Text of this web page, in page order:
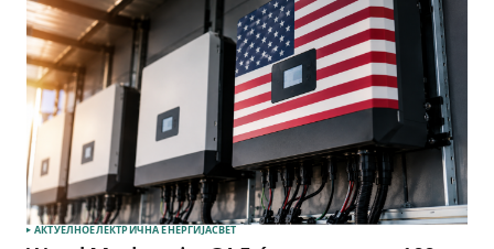
АКТУЕЛНОЕЛЕКТРИЧНА ЕНЕРГИЈАСВЕТ